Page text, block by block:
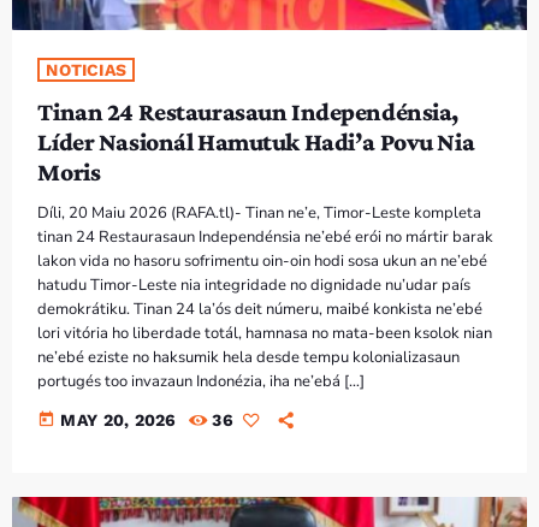
KONTAKTU SIRA
TÉTUM
TÉTUM
PORTUGUÊS
PRÓXIMOS PROGRAMAS
NOTICIAS
Tinan 24 Restaurasaun Independénsia,
Líder Nasionál Hamutuk Hadi’a Povu Nia
Moris
Díli, 20 Maiu 2026 (RAFA.tl)- Tinan ne’e, Timor-Leste kompleta
tinan 24 Restaurasaun Independénsia ne’ebé erói no mártir barak
lakon vida no hasoru sofrimentu oin-oin hodi sosa ukun an ne’ebé
hatudu Timor-Leste nia integridade no dignidade nu’udar país
demokrátiku. Tinan 24 la’ós deit númeru, maibé konkista ne’ebé
lori vitória ho liberdade totál, hamnasa no mata-been ksolok nian
ne’ebé eziste no haksumik hela desde tempu kolonializasaun
portugés too invazaun Indonézia, iha ne’ebá […]
today MAY 20, 2026 36